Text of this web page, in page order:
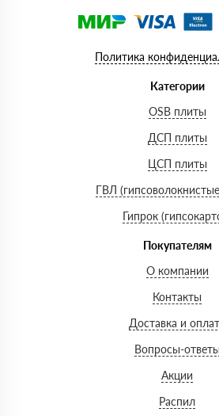
Политика
Категории
OSB плиты
ДСП плиты
ЦСП плиты
ГВЛ
Гипрок
Покупателям
О компании
Контакты
Доставка и
Вопросы-ответы
Акции
Распил